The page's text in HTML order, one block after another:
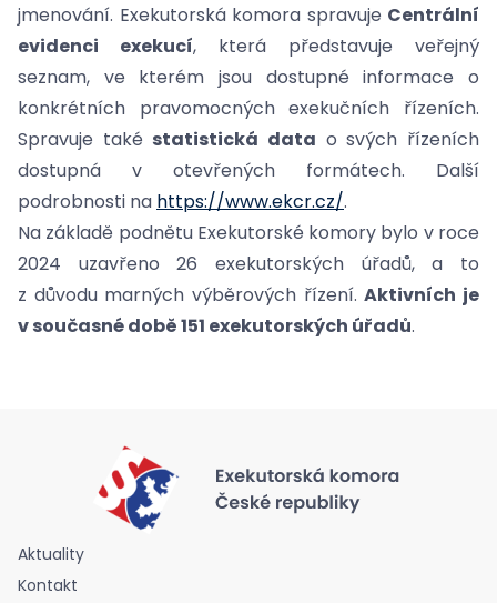
jmenování. Exekutorská komora spravuje Centrální
evidenci exekucí, která představuje veřejný
seznam, ve kterém jsou dostupné informace o
konkrétních pravomocných exekučních řízeních.
Spravuje také statistická data o svých řízeních
dostupná v otevřených formátech. Další
podrobnosti na https://www.ekcr.cz/.
Na základě podnětu Exekutorské komory bylo v roce
2024 uzavřeno 26 exekutorských úřadů, a to
z důvodu marných výběrových řízení.Aktivních je
v současné době 151 exekutorských úřadů.
Aktuality
Kontakt